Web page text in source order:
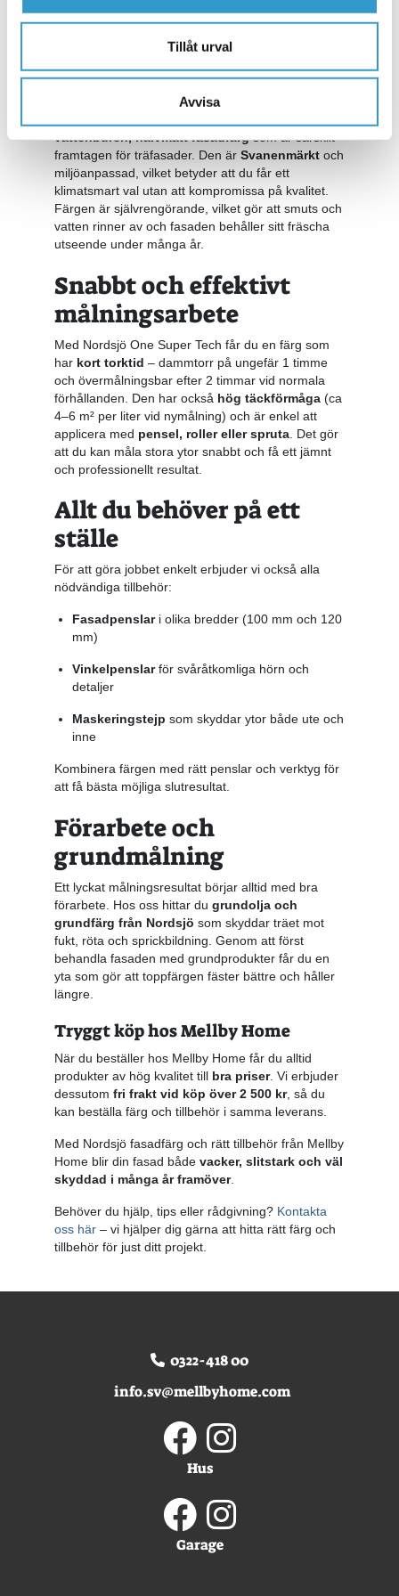
Tillåt urval
Avvisa
pålitliga produkter för det nordiska klimatet.
Fasadfärg som håller
länge
vattenburen, halvmatt fasadfärgsom är särskilt
framtagen för träfasader. Den är Svanenmärktoch
miljöanpassad, vilket betyder att du får ett
klimatsmart val utan att kompromissa på kvalitet.
Färgen är självrengörande, vilket gör att smuts och
vatten rinner av och fasaden behåller sitt fräscha
utseende under många år.
Snabbt och effektivt
målningsarbete
Med Nordsjö One Super Tech får du en färg som
har kort torktid – dammtorr på ungefär 1 timme
och övermålningsbar efter 2 timmar vid normala
förhållanden. Den har också hög täckförmåga(ca
4–6 m² per liter vid nymålning) och är enkel att
applicera med pensel, roller eller spruta. Det gör
att du kan måla stora ytor snabbt och få ett jämnt
och professionellt resultat.
Allt du behöver på ett
ställe
För att göra jobbet enkelt erbjuder vi också alla
nödvändiga tillbehör:
Fasadpenslari olika bredder (100 mm och 120
mm)
Vinkelpenslarför svåråtkomliga hörn och
detaljer
Maskeringstejp som skyddar ytor både ute och
inne
Kombinera färgen med rätt penslar och verktyg för
att få bästa möjliga slutresultat.
Förarbete och
grundmålning
Ett lyckat målningsresultat börjar alltid med bra
förarbete. Hos oss hittar du grundolja och
grundfärg från Nordsjö som skyddar träet mot
fukt, röta och sprickbildning. Genom att först
behandla fasaden med grundprodukter får du en
yta som gör att toppfärgen fäster bättre och håller
längre.
Tryggt köp hos Mellby Home
När du beställer hos Mellby Home får du alltid
produkter av hög kvalitet till bra priser. Vi erbjuder
dessutom fri frakt vid köp över 2 500 kr, så du
kan beställa färg och tillbehör i samma leverans.
Med Nordsjö fasadfärg och rätt tillbehör från Mellby
Home blir din fasad både vacker, slitstark och väl
skyddad i många år framöver.
Behöver du hjälp, tips eller rådgivning? Kontakta
oss här– vi hjälper dig gärna att hitta rätt färg och
tillbehör för just ditt projekt.
0322-418 00
info.sv@mellbyhome.com
Hus
Garage